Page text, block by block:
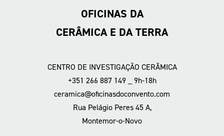
OFICINAS DA
CERÂMICA E DA TERRA
CENTRO DE INVESTIGAÇÃO CERÂMICA
+351 266 887 149 _ 9h-18h
ceramica@oficinasdoconvento.com
Rua Pelágio Peres 45 A,
Montemor-o-Novo